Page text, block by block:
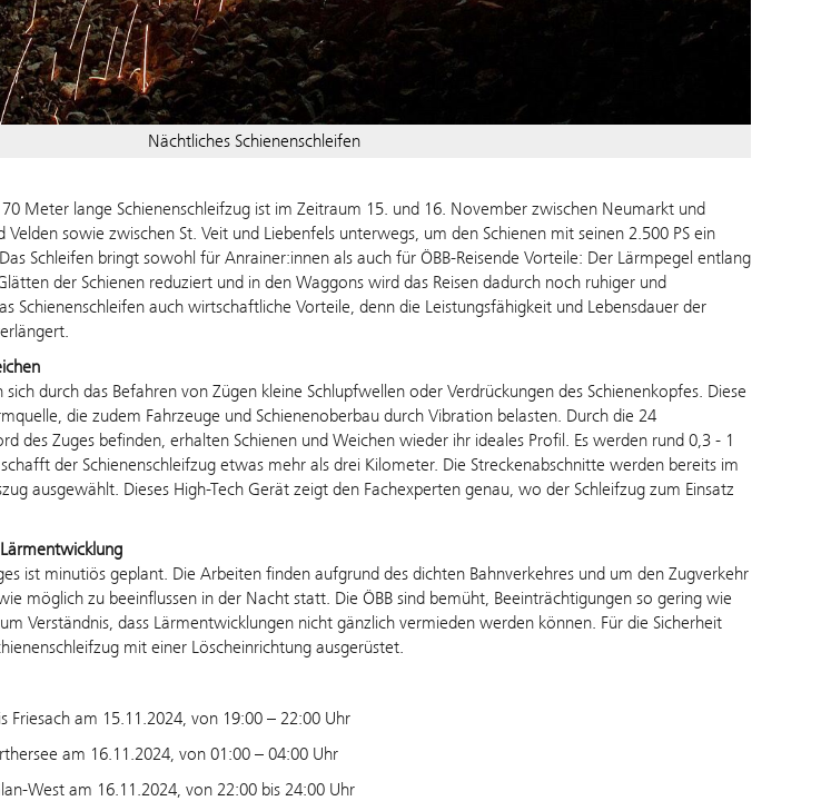
Nächtliches Schienenschleifen
Meter lange Schienenschleifzug ist im Zeitraum 15. und 16. November zwischen Neumarkt und
Velden sowie zwischen St. Veit und Liebenfels unterwegs, um den Schienen mit seinen 2.500 PS ein
Schleifen bringt sowohl für Anrainer:innen als auch für ÖBB-Reisende Vorteile: Der Lärmpegel entlang
der Schienen reduziert und in den Waggons wird das Reisen dadurch noch ruhiger und
Schienenschleifen auch wirtschaftliche Vorteile, denn die Leistungsfähigkeit und Lebensdauer der
verlängert.
durch das Befahren von Zügen kleine Schlupfwellen oder Verdrückungen des Schienenkopfes. Diese
die zudem Fahrzeuge und Schienenoberbau durch Vibration belasten. Durch die 24
des Zuges befinden, erhalten Schienen und Weichen wieder ihr ideales Profil. Es werden rund 0,3 - 1
der Schienenschleifzug etwas mehr als drei Kilometer. Die Streckenabschnitte werden bereits im
ausgewählt. Dieses High-Tech Gerät zeigt den Fachexperten genau, wo der Schleifzug zum Einsatz
ist minutiös geplant. Die Arbeiten finden aufgrund des dichten Bahnverkehres und um den Zugverkehr
möglich zu beeinflussen in der Nacht statt. Die ÖBB sind bemüht, Beeinträchtigungen so gering wie
Verständnis, dass Lärmentwicklungen nicht gänzlich vermieden werden können. Für die Sicherheit
mit einer Löscheinrichtung ausgerüstet.
Friesach am 15.11.2024, von 19:00 – 22:00 Uhr
am 16.11.2024, von 01:00 – 04:00 Uhr
West am 16.11.2024, von 22:00 bis 24:00 Uhr